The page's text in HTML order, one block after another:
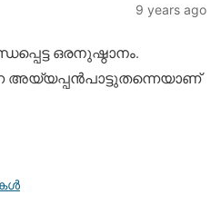
9 years ago
ഒരനുഷ്ഠാനം.
അയ്യപ്പന്‍പാട്ടുതന്നെയാണ്